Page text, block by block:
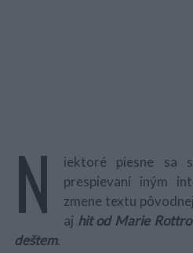
N
iektoré piesne sa
prespievaní iným
zmene textu
aj hit od Marie
deštem.